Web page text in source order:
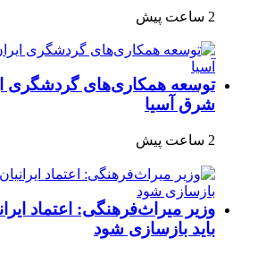
2 ساعت پیش
توسعه همکاری‌های گردشگری
شرق آسیا
2 ساعت پیش
وزیر میراث‌فرهنگی: اعتماد
باید بازسازی شود